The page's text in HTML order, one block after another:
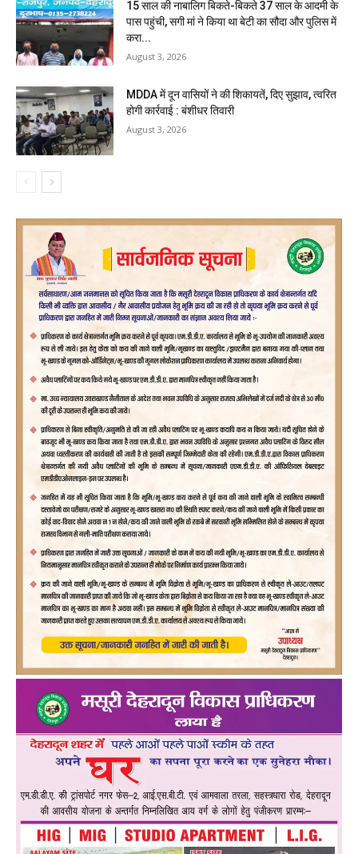
15 साल की नाबालिग बिकते-बिकते 37 साल के आदमी के
पास पहुंची, सगी मां ने किया था बेटी का सौदा और पुलिस में
करा...
August 3, 2026
MDDA में दून वासियों ने की शिकायतें, दिए सुझाव, त्वरित
होगी कार्रवाई : बंशीधर तिवारी
August 3, 2026